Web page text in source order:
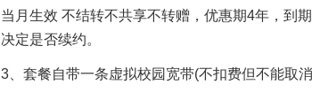
当月生效 不结转不共享不转赠，优惠期4年，到
决定是否续约。
3、套餐自带一条虚拟校园宽带(不扣费但不能取消